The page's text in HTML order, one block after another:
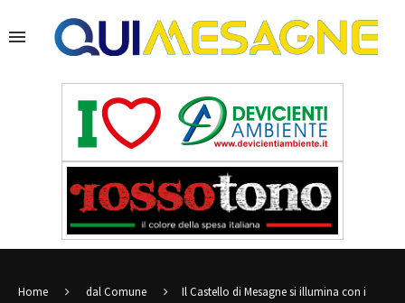
Home dal Comune
Il Castello di Mesagne si illumina con i